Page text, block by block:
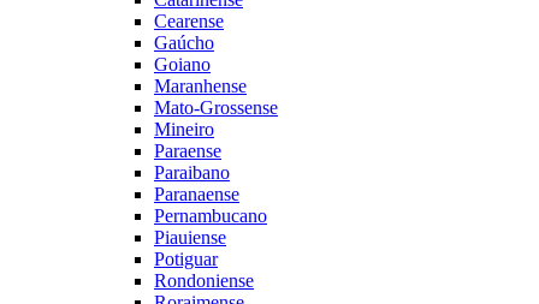
Cearense
Gaúcho
Goiano
Maranhense
Mato-Grossense
Mineiro
Paraense
Paraibano
Paranaense
Pernambucano
Piauiense
Potiguar
Rondoniense